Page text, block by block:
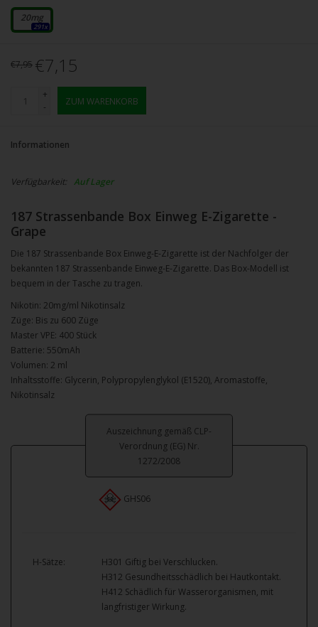
20mg
291x
€7,95 €7,15
+
-
ZUM WARENKORB
Informationen
Verfügbarkeit: Auf Lager
187 Strassenbande Box Einweg E-Zigarette -
Grape
Die 187 Strassenbande Box Einweg-E-Zigarette ist der Nachfolger der
bekannten 187 Strassenbande Einweg-E-Zigarette. Das Box-Modell ist
bequem in der Tasche zu tragen.
Nikotin: 20mg/ml Nikotinsalz
Züge: Bis zu 600 Züge
Master VPE: 400 Stück
Batterie: 550mAh
Volumen: 2 ml
Inhaltsstoffe: Glycerin, Polypropylenglykol (E1520), Aromastoffe,
Nikotinsalz
Auszeichnung gemäß CLP-
Verordnung (EG) Nr.
1272/2008
GHS06
H-Sätze:
H301 Giftig bei Verschlucken.
H312 Gesundheitsschädlich bei Hautkontakt.
H412 Schädlich für Wasserorganismen, mit
langfristiger Wirkung.